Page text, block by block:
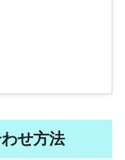
せ方法